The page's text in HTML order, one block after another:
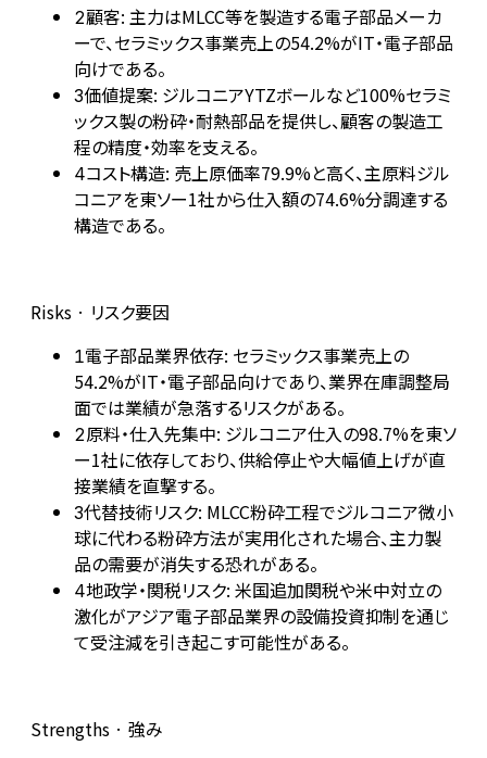
2顧客: 主力はMLCC等を製造する電子部品メーカ
ーで、セラミックス事業売上の54.2%がIT・電子部品
向けである。
3価値提案: ジルコニアYTZボールなど100%セラミ
ックス製の粉砕・耐熱部品を提供し、顧客の製造工
程の精度・効率を支える。
4コスト構造: 売上原価率79.9%と高く、主原料ジル
コニアを東ソー1社から仕入額の74.6%分調達する
構造である。
Risks · リスク要因
1電子部品業界依存: セラミックス事業売上の
54.2%がIT・電子部品向けであり、業界在庫調整局
面では業績が急落するリスクがある。
2原料・仕入先集中: ジルコニア仕入の98.7%を東ソ
ー1社に依存しており、供給停止や大幅値上げが直
接業績を直撃する。
3代替技術リスク: MLCC粉砕工程でジルコニア微小
球に代わる粉砕方法が実用化された場合、主力製
品の需要が消失する恐れがある。
4地政学・関税リスク: 米国追加関税や米中対立の
激化がアジア電子部品業界の設備投資抑制を通じ
て受注減を引き起こす可能性がある。
Strengths · 強み